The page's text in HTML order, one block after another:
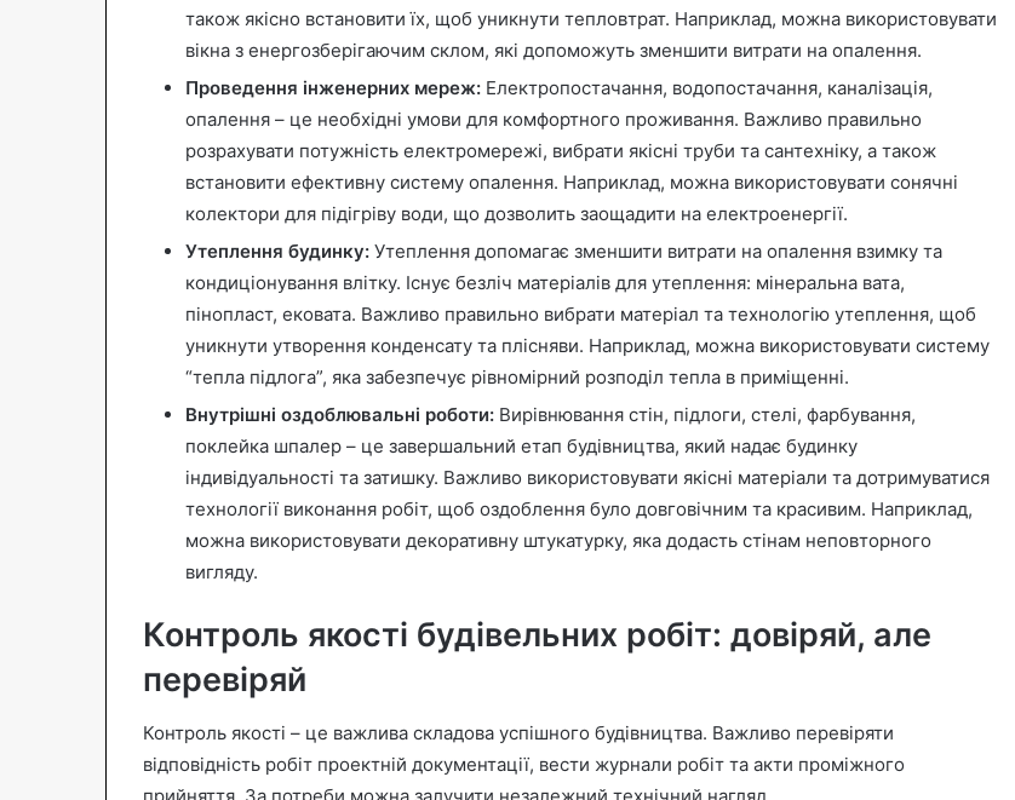
також якісно встановити їх, щоб уникнути тепловтрат. Наприклад, можна використовувати
вікна з енергозберігаючим склом, які допоможуть зменшити витрати на опалення.
Проведення інженерних мереж: Електропостачання, водопостачання, каналізація,
опалення – це необхідні умови для комфортного проживання. Важливо правильно
розрахувати потужність електромережі, вибрати якісні труби та сантехніку, а також
встановити ефективну систему опалення. Наприклад, можна використовувати сонячні
колектори для підігріву води, що дозволить заощадити на електроенергії.
Утеплення будинку: Утеплення допомагає зменшити витрати на опалення взимку та
кондиціонування влітку. Існує безліч матеріалів для утеплення: мінеральна вата,
пінопласт, ековата. Важливо правильно вибрати матеріал та технологію утеплення, щоб
уникнути утворення конденсату та плісняви. Наприклад, можна використовувати систему
“тепла підлога”, яка забезпечує рівномірний розподіл тепла в приміщенні.
Внутрішні оздоблювальні роботи: Вирівнювання стін, підлоги, стелі, фарбування,
поклейка шпалер – це завершальний етап будівництва, який надає будинку
індивідуальності та затишку. Важливо використовувати якісні матеріали та дотримуватися
технології виконання робіт, щоб оздоблення було довговічним та красивим. Наприклад,
можна використовувати декоративну штукатурку, яка додасть стінам неповторного
вигляду.
Контроль якості будівельних робіт: довіряй, але
перевіряй
Контроль якості – це важлива складова успішного будівництва. Важливо перевіряти
відповідність робіт проектній документації, вести журнали робіт та акти проміжного